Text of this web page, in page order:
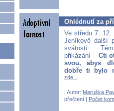
Ohlédnutí za
Ve středu 7. 12.
Jeníkově další
svátostí.
přikázání – Cti
svou, abys
dobře ti bylo
zde...
| Autor: Maruška
přečtení |
Počet